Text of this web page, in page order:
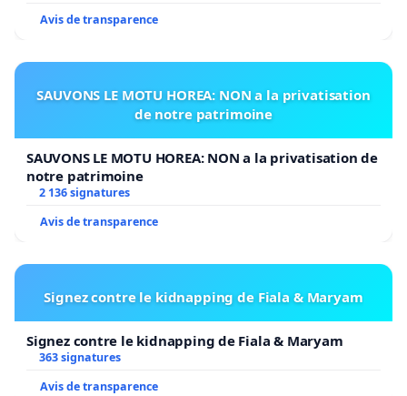
Avis de transparence
SAUVONS LE MOTU HOREA: NON a la privatisation
de notre patrimoine
SAUVONS LE MOTU HOREA: NON a la privatisation de
notre patrimoine
2 136 signatures
Avis de transparence
Signez contre le kidnapping de Fiala & Maryam
Signez contre le kidnapping de Fiala & Maryam
363 signatures
Avis de transparence